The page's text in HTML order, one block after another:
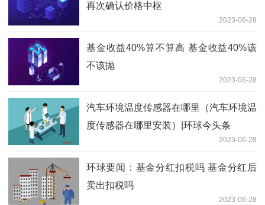
再次确认价格中枢
2023-06-28
基金收益40%算不算高 基金收益40%该
不该抛
2023-06-28
汽车环境温度传感器在哪里（汽车环境温
度传感器在哪里安装）|环球今头条
2023-06-28
环球要闻：基金分红扣税吗 基金分红后
卖出扣税吗
2023-06-28